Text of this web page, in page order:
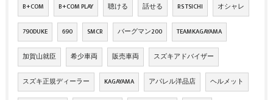
B+COM B+COM PLAY 聴ける 話せる RS TSICHI オシャレ
790DUKE 690 SMCR バーグマン200 TEAMKAGAYAMA
加賀山就臣 希少車両 販売車両 スズキアドバイザー
スズキ正規ディーラー KAGAYAMA アパレル洋品店 ヘルメット